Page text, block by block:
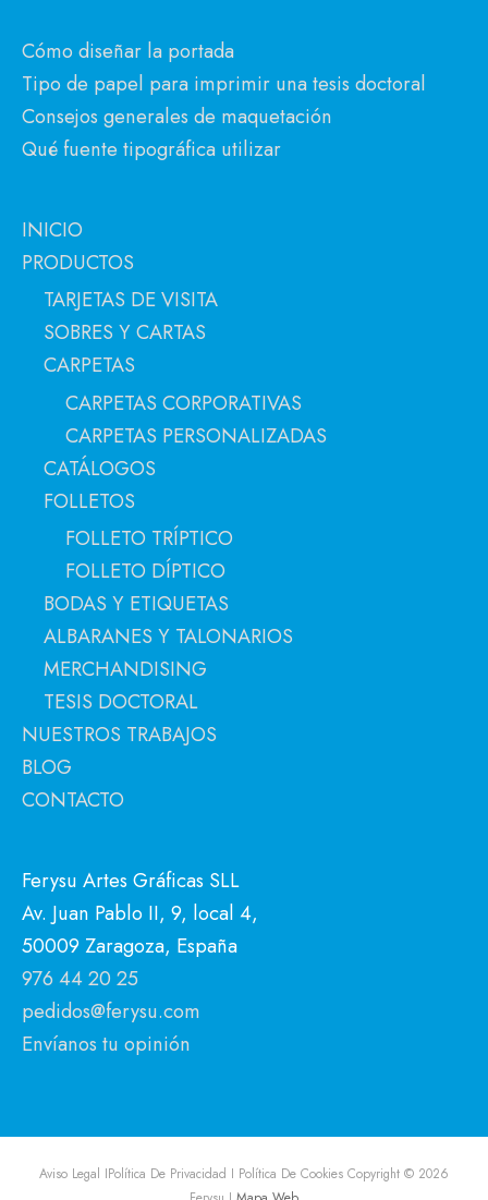
Cómo diseñar la portada
Tipo de papel para imprimir una tesis doctoral
Consejos generales de maquetación
Qué fuente tipográfica utilizar
INICIO
PRODUCTOS
TARJETAS DE VISITA
SOBRES Y CARTAS
CARPETAS
CARPETAS CORPORATIVAS
CARPETAS PERSONALIZADAS
CATÁLOGOS
FOLLETOS
FOLLETO TRÍPTICO
FOLLETO DÍPTICO
BODAS Y ETIQUETAS
ALBARANES Y TALONARIOS
MERCHANDISING
TESIS DOCTORAL
NUESTROS TRABAJOS
BLOG
CONTACTO
Ferysu Artes Gráficas SLL
Av. Juan Pablo II, 9, local 4,
50009 Zaragoza, España
976 44 20 25
pedidos@ferysu.com
Envíanos tu opinión
Aviso Legal IPolítica De Privacidad I Política De Cookies Copyright © 2026